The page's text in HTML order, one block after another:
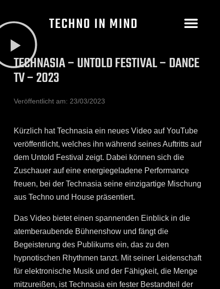
TECHNO IN MIND
TECHNASIA – UNTOLD FESTIVAL – DANCE
TV – 2023
Veröffentlicht am: 23/03/2023
Kürzlich hat Technasia ein neues Video auf YouTube
veröffentlicht, welches ihn während seines Auftritts auf
dem Untold Festival zeigt. Dabei können sich die
Zuschauer auf eine energiegeladene Performance
freuen, bei der Technasia seine einzigartige Mischung
aus Techno und House präsentiert.
Das Video bietet einen spannenden Einblick in die
atemberaubende Bühnenshow und fängt die
Begeisterung des Publikums ein, das zu den
hypnotischen Rhythmen tanzt. Mit seiner Leidenschaft
für elektronische Musik und der Fähigkeit, die Menge
mitzureißen, ist Technasia ein fester Bestandteil der